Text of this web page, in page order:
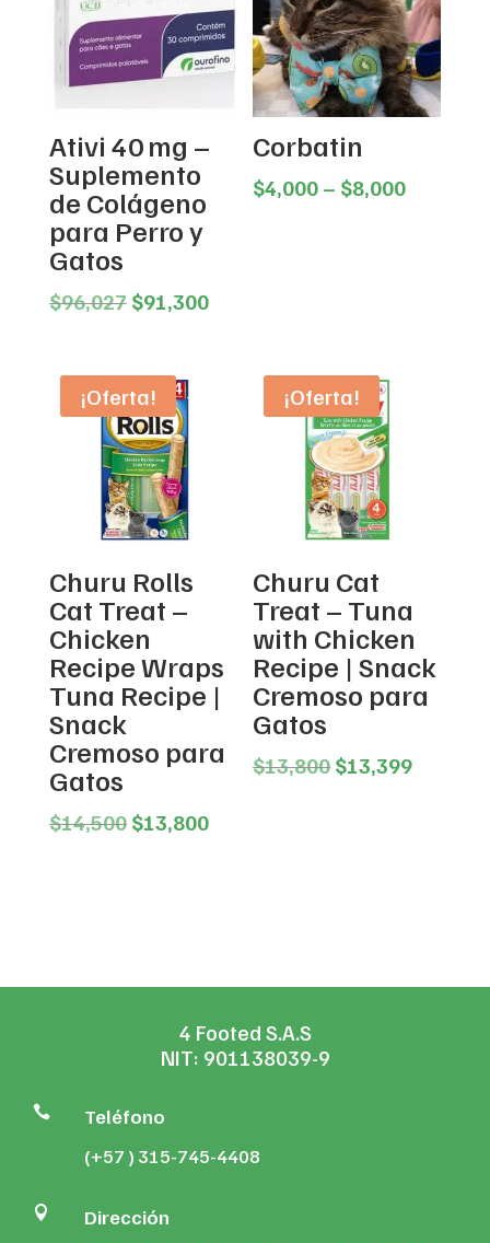
Ativi 40 mg –
Suplemento
de Colágeno
para Perro y
Gatos
$96,027 Original
$96,027.
$91,300Current
$91,300.
Corbatin
$4,000 – $8,000Price
¡Oferta!
Churu Rolls
Cat Treat –
Chicken
Recipe Wraps
Tuna Recipe |
Snack
Cremoso para
Gatos
$14,500 Original
$13,800Current
¡Oferta!
Churu Cat
Treat – Tuna
with Chicken
Recipe | Snack
Cremoso para
Gatos
$13,800 Original
$13,399Current
4 Footed S.A.S
NIT: 901138039-9
 Teléfono
(+57 ) 315-745-4408
 Dirección